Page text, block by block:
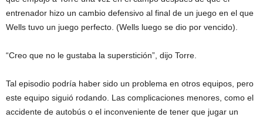
entrenador hizo un cambio defensivo al final de un juego en el que
Wells tuvo un juego perfecto. (Wells luego se dio por vencido).
“Creo que no le gustaba la superstición”, dijo Torre.
Tal episodio podría haber sido un problema en otros equipos, pero
este equipo siguió rodando. Las complicaciones menores, como el
accidente de autobús o el inconveniente de tener que jugar un